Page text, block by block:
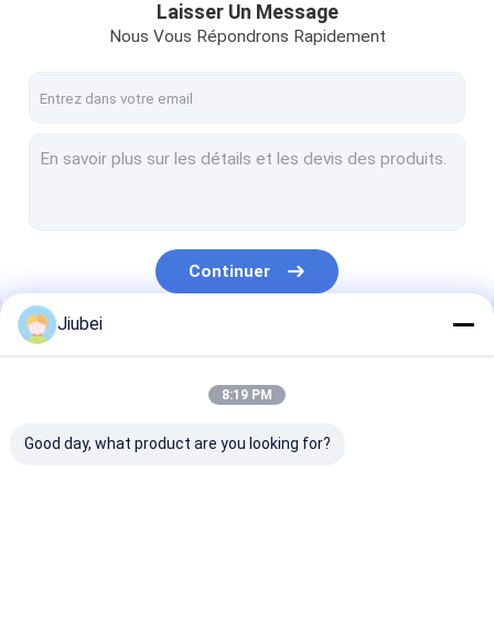
Flotteur de tuyau en PEHD
Dragage de tuyaux en PEHD
Tuyau de dragage auto-flottant
Laisser Un Message
Nous Vous Répondrons Rapidement
Continuer
Nos Catégories
Jiubei
8:19 PM
Good day, what product are you looking for?